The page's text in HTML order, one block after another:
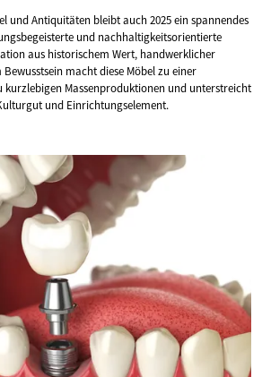
und Antiquitäten bleibt auch 2025 ein spannendes
und nachhaltigkeitsorientierte
aus historischem Wert, handwerklicher
macht diese Möbel zu einer
kurzlebigen Massenproduktionen und unterstreicht
und Einrichtungselement.